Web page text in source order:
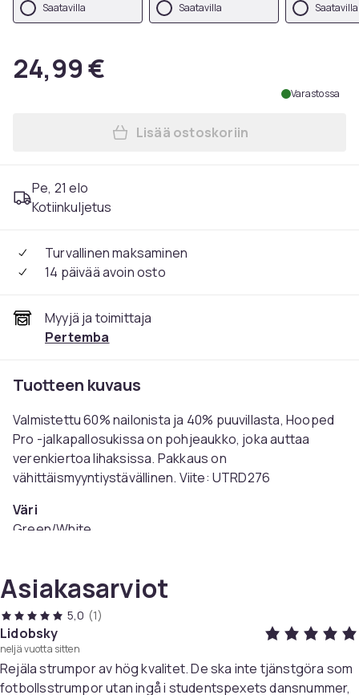
Saatavilla
Saatavilla
Saatavilla
24,99 €
Varastossa
Lisää Precision Unisex
Lisää ostoskoriin
Pe, 21 elo
Kotiinkuljetus
Turvallinen maksaminen
14 päivää avoin osto
Myyjä ja toimittaja
Pertemba
Tuotteen kuvaus
Valmistettu 60% nailonista ja 40% puuvillasta, Hooped
Pro -jalkapallosukissa on pohjeaukko, joka auttaa
verenkiertoa lihaksissa. Pakkaus on
vähittäismyyntiystävällinen. Viite: UTRD276
Väri
Green/White
Tuotenro
eb8428c5-d9fb-48b7-b22f-f967b6fbb968
Tuoteturvallisuustiedot
Asiakasarviot
5,0 (1)
Lidobsky
neljä vuotta sitten
Rejäla strumpor av hög kvalitet. De ska inte tjänstgöra som
fotbollsstrumpor utan ingå i studentspexets dansnummer,